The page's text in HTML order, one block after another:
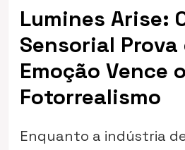
Lumines Arise:
Sensorial Prova
Emoção Vence o
Fotorrealismo
Enquanto a indústria